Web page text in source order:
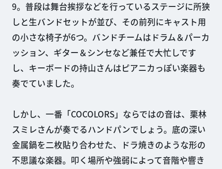
9。普段は舞台挨拶などを行っているステージに所狭
しと生バンドセットが並び、その前列にキャスト用
の小さな椅子が6つ。バンドチームはドラム＆パーカ
ッション、ギター＆シンセなど兼任で大忙しです
し、キーボードの持山さんはピアニカっぽい楽器も
奏でていました。
しかし、一番「COCOLORS」ならではの音は、栗林
スミレさんが奏でるハンドパンでしょう。底の深い
金属鍋を二枚貼り合わせた、ドラ焼きのような形の
不思議な楽器。叩く場所や強弱によって音階や響き